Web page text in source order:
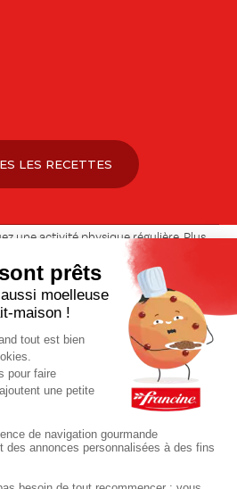
LES RECETTES
une activité physique régulière. Plus